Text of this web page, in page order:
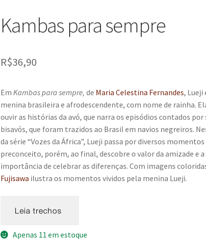
Kambas para sempre
R$36,90
EmKambas para sempre, de Maria Celestina Fernandes, Lueji
menina brasileira e afrodescendente, com nome de rainha.
ouvir as histórias da avó, que narra os episódios contados por
bisavós, que foram trazidos ao Brasil em navios negreiros.
da série “Vozes da África”, Lueji passa por diversos momentos
preconceito, porém, ao final, descobre o valor da amizade e a
importância de celebrar as diferenças. Com imagens
Fujisawa ilustra os momentos vividos pela menina Lueji.
Apenas 11 em estoque